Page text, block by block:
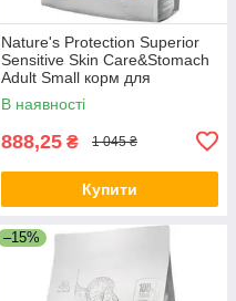
Nature's Protection Superior
Sensitive Skin Care&Stomach
Adult Small корм для
чутливих собак, 1.5 кг
В наявності
888,25 ₴ 1 045 ₴
Купити
–15%